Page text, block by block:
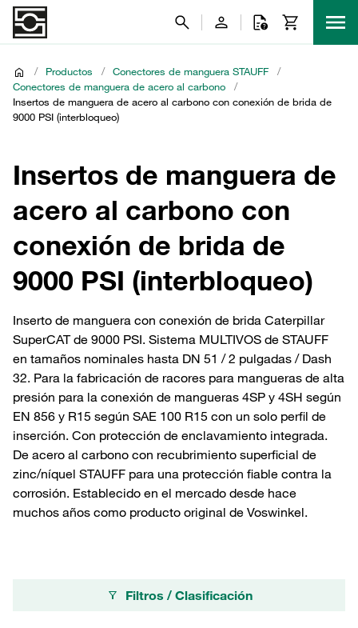
/ Productos / Conectores de manguera STAUFF
/
Conectores de manguera de acero al carbono
/
Insertos de manguera de acero al carbono con conexión de brida de
9000 PSI (interbloqueo)
Insertos de manguera de
acero al carbono con
conexión de brida de
9000 PSI (interbloqueo)
Inserto de manguera con conexión de brida Caterpillar
SuperCAT de 9000 PSI. Sistema MULTIVOS de STAUFF
en tamaños nominales hasta DN 51 / 2 pulgadas / Dash
32. Para la fabricación de racores para mangueras de alta
presión para la conexión de mangueras 4SP y 4SH según
EN 856 y R15 según SAE 100 R15 con un solo perfil de
inserción. Con protección de enclavamiento integrada.
De acero al carbono con recubrimiento superficial de
zinc/níquel STAUFF para una protección fiable contra la
corrosión. Establecido en el mercado desde hace
muchos años como producto original de Voswinkel.
Filtros / Clasificación